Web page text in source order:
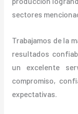
sectores
Trabajamos de la
resultados
un excelente
compromiso,
expectativas.